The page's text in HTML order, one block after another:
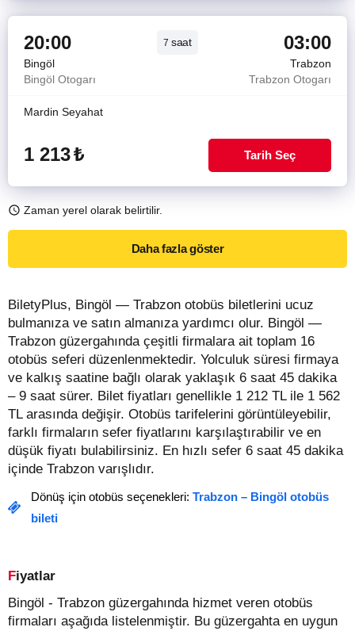
20:00 7 saat 03:00
Bingöl
Trabzon
Bingöl Otogarı
Trabzon Otogarı
Mardin Seyahat
1 213₺ Tarih Seç
Zaman yerel olarak belirtilir.
Daha fazla göster
BiletyPlus, Bingöl — Trabzon otobüs biletlerini ucuz
bulmanıza ve satın almanıza yardımcı olur. Bingöl —
Trabzon güzergahında çeşitli firmalara ait toplam 16
otobüs seferi düzenlenmektedir. Yolculuk süresi firmaya
ve kalkış saatine bağlı olarak yaklaşık 6 saat 45 dakika
– 9 saat sürer. Bilet fiyatları genellikle 1 212 TL ile 1 562
TL arasında değişir. Otobüs tarifelerini görüntüleyebilir,
farklı firmaların sefer fiyatlarını karşılaştırabilir ve en
düşük fiyatı bulabilirsiniz. En hızlı sefer 6 saat 45 dakika
içinde Trabzon varışlıdır.
Dönüş için otobüs seçenekleri: Trabzon – Bingöl otobüs
bileti
Fiyatlar
Bingöl - Trabzon güzergahında hizmet veren otobüs
firmaları aşağıda listelenmiştir. Bu güzergahta en uygun